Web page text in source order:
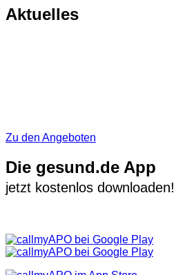
Aktuelles
Zu den Angeboten
Die gesund.de App
jetzt kostenlos downloaden!